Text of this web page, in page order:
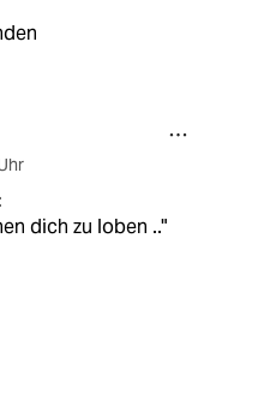
dich zu loben .."